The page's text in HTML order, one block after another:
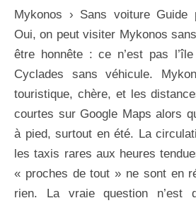
Mykonos › Sans voiture Guide pratique · Mykonos
Oui, on peut visiter Mykonos
être honnête : ce n’est pas
Cyclades sans véhicule.
touristique, chère, et les
courtes sur Google Maps alors
à pied, surtout en été. La
les taxis rares aux heures
« proches de tout » ne sont en
rien. La vraie question n’est